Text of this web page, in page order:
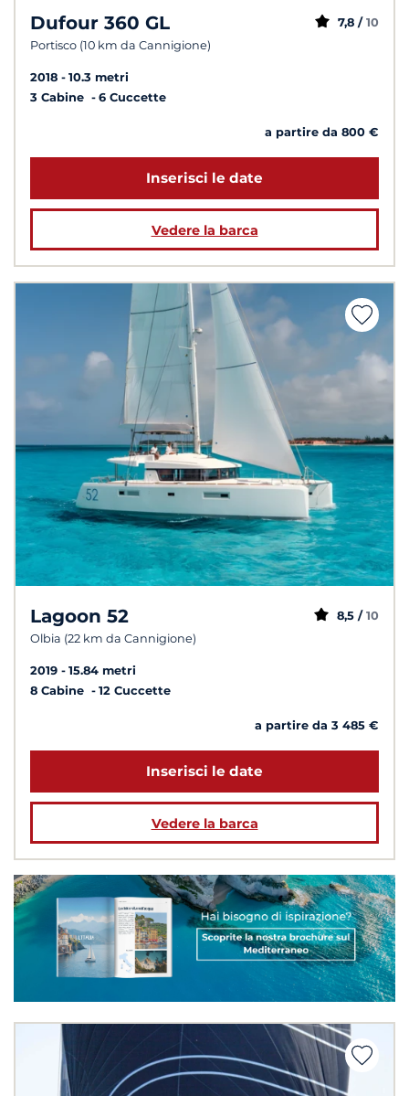
Dufour 360 GL
Portisco (10 km da Cannigione)
7,8 / 10
2018
10.3 metri
3 Cabine
6 Cuccette
a partire da 800 €
Inserisci le date
Vedere la barca
Lagoon 52
Olbia (22 km da Cannigione)
8,5 / 10
2019
15.84 metri
8 Cabine
12 Cuccette
a partire da 3 485 €
Inserisci le date
Vedere la barca